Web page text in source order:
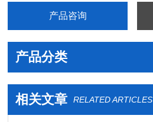
产品咨询
产品分类
相关文章 RELATED ARTICLES